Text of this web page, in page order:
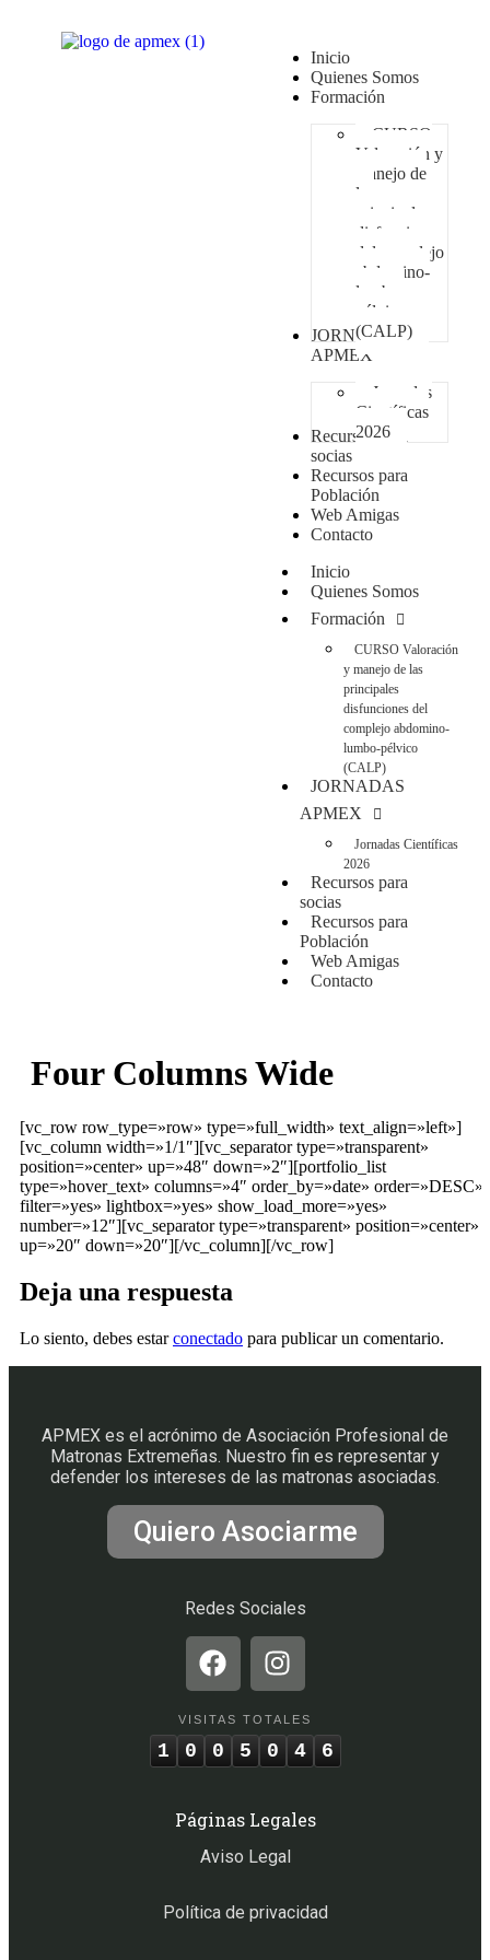
Inicio
Quienes Somos
Formación
CURSO
Valoración y
manejo de
las
principales
disfunciones
del complejo
abdomino-
lumbo-
pélvico
(CALP)
JORNADAS
APMEX
Jornadas
Científicas
2026
Recursos para
socias
Recursos para
Población
Web Amigas
Contacto
Inicio
Quienes Somos
Formación
CURSO Valoración
y manejo de las
principales
disfunciones del
complejo abdomino-
lumbo-pélvico
(CALP)
JORNADAS
APMEX
Jornadas Científicas
2026
Recursos para
socias
Recursos para
Población
Web Amigas
Contacto
Four Columns Wide
[vc_row row_type=»row» type=»full_width» text_align=»left»]
[vc_column width=»1/1″][vc_separator type=»transparent»
position=»center» up=»48″ down=»2″][portfolio_list
type=»hover_text» columns=»4″ order_by=»date» order=»DESC»
filter=»yes» lightbox=»yes» show_load_more=»yes»
number=»12″][vc_separator type=»transparent» position=»center»
up=»20″ down=»20″][/vc_column][/vc_row]
Deja una respuesta
Lo siento, debes estarconectado para publicar un comentario.
APMEX es el acrónimo de Asociación Profesional de
Matronas Extremeñas. Nuestro fin es representar y
defender los intereses de las matronas asociadas.
Quiero Asociarme
Redes Sociales
VISITAS TOTALES
1 0 0 5 0 4 6
Páginas Legales
Aviso Legal
Política de privacidad